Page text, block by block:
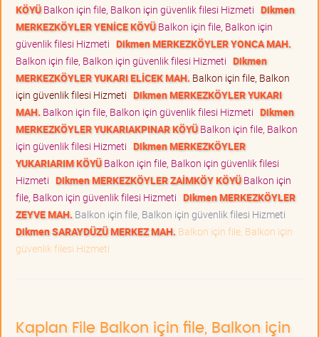
KÖYÜBalkon için file, Balkon için güvenlik filesi Hizmeti Dikmen
MERKEZKÖYLER YENİCE KÖYÜBalkon için file, Balkon için
güvenlik filesi Hizmeti Dikmen MERKEZKÖYLER YONCA MAH.
Balkon için file, Balkon için güvenlik filesi Hizmeti Dikmen
MERKEZKÖYLER YUKARI ELİCEK MAH. Balkon için file, Balkon
için güvenlik filesi Hizmeti Dikmen MERKEZKÖYLER YUKARI
MAH. Balkon için file, Balkon için güvenlik filesi Hizmeti Dikmen
MERKEZKÖYLER YUKARIAKPINAR KÖYÜBalkon için file, Balkon
için güvenlik filesi Hizmeti Dikmen MERKEZKÖYLER
YUKARIARIM KÖYÜBalkon için file, Balkon için güvenlik filesi
Hizmeti Dikmen MERKEZKÖYLER ZAİMKÖY KÖYÜBalkon için
file, Balkon için güvenlik filesi Hizmeti Dikmen MERKEZKÖYLER
ZEYVE MAH. Balkon için file, Balkon için güvenlik filesi Hizmeti
Dikmen SARAYDÜZÜ MERKEZ MAH. Balkon için file, Balkon için
güvenlik filesi Hizmeti
Kaplan File Balkon için file, Balkon için